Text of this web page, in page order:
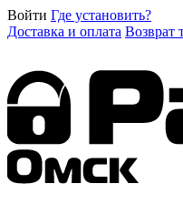
Войти Где установить?
Доставка и оплата Возврат